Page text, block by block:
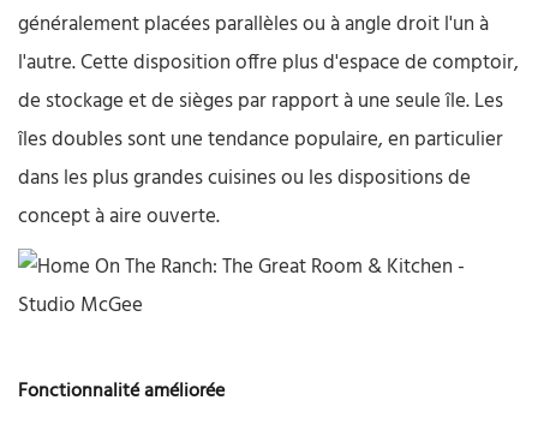
généralement placées parallèles ou à angle droit l'un à
l'autre. Cette disposition offre plus d'espace de comptoir,
de stockage et de sièges par rapport à une seule île. Les
îles doubles sont une tendance populaire, en particulier
dans les plus grandes cuisines ou les dispositions de
concept à aire ouverte.
Fonctionnalité améliorée